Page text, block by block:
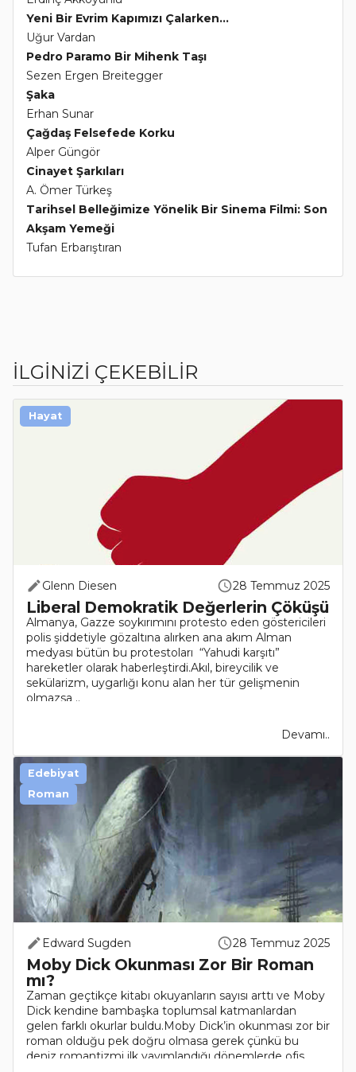
Yeni Bir Evrim Kapımızı Çalarken...
Uğur Vardan
Pedro Paramo Bir Mihenk Taşı
Sezen Ergen Breitegger
Şaka
Erhan Sunar
Çağdaş Felsefede Korku
Alper Güngör
Cinayet Şarkıları
A. Ömer Türkeş
Tarihsel Belleğimize Yönelik Bir Sinema Filmi: Son
Akşam Yemeği
Tufan Erbarıştıran
İLGİNİZİ ÇEKEBİLİR
Glenn Diesen 28 Temmuz 2025
Liberal Demokratik Değerlerin Çöküşü
Almanya, Gazze soykırımını protesto eden göstericileri
polis şiddetiyle gözaltına alırken ana akım Alman
medyası bütün bu protestoları “Yahudi karşıtı”
hareketler olarak haberleştirdi.Akıl, bireycilik ve
sekülarizm, uygarlığı konu alan her tür gelişmenin
olmazsa ..
Devamı..
Hayat
Edward Sugden 28 Temmuz 2025
Moby Dick Okunması Zor Bir Roman
mı?
Zaman geçtikçe kitabı okuyanların sayısı arttı ve Moby
Dick kendine bambaşka toplumsal katmanlardan
gelen farklı okurlar buldu.Moby Dick’in okunması zor bir
roman olduğu pek doğru olmasa gerek çünkü bu
deniz romantizmi ilk yayımlandığı dönemlerde ofis
Edebiyat
Roman